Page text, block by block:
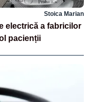
Stoica Marian
electrică a fabricilor
pacienții